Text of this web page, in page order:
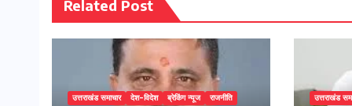
Related Post
उत्तराखंड समाचार देश-विदेश ब्रेकिंग न्यूज राजनीति उत्तराखंड